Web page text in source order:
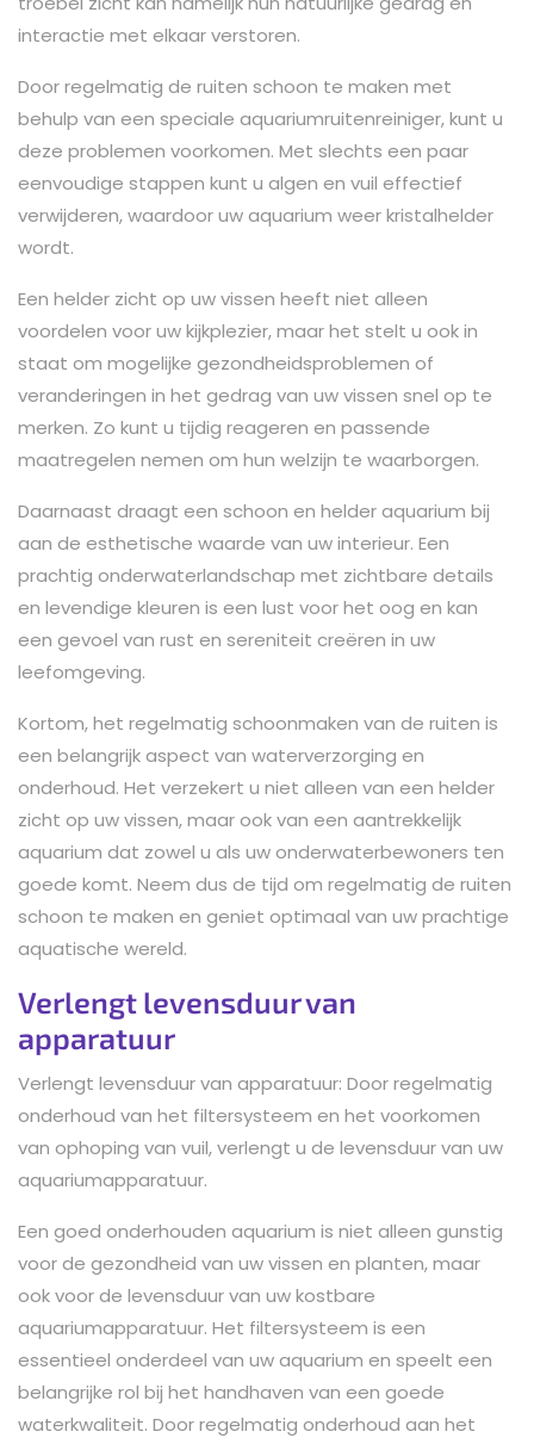
interactie met elkaar verstoren.
Door regelmatig de ruiten schoon te maken met
behulp van een speciale aquariumruitenreiniger, kunt u
deze problemen voorkomen. Met slechts een paar
eenvoudige stappen kunt u algen en vuil effectief
verwijderen, waardoor uw aquarium weer kristalhelder
wordt.
Een helder zicht op uw vissen heeft niet alleen
voordelen voor uw kijkplezier, maar het stelt u ook in
staat om mogelijke gezondheidsproblemen of
veranderingen in het gedrag van uw vissen snel op te
merken. Zo kunt u tijdig reageren en passende
maatregelen nemen om hun welzijn te waarborgen.
Daarnaast draagt een schoon en helder aquarium bij
aan de esthetische waarde van uw interieur. Een
prachtig onderwaterlandschap met zichtbare details
en levendige kleuren is een lust voor het oog en kan
een gevoel van rust en sereniteit creëren in uw
leefomgeving.
Kortom, het regelmatig schoonmaken van de ruiten is
een belangrijk aspect van waterverzorging en
onderhoud. Het verzekert u niet alleen van een helder
zicht op uw vissen, maar ook van een aantrekkelijk
aquarium dat zowel u als uw onderwaterbewoners ten
goede komt. Neem dus de tijd om regelmatig de ruiten
schoon te maken en geniet optimaal van uw prachtige
aquatische wereld.
Verlengt levensduur van
apparatuur
Verlengt levensduur van apparatuur: Door regelmatig
onderhoud van het filtersysteem en het voorkomen
van ophoping van vuil, verlengt u de levensduur van uw
aquariumapparatuur.
Een goed onderhouden aquarium is niet alleen gunstig
voor de gezondheid van uw vissen en planten, maar
ook voor de levensduur van uw kostbare
aquariumapparatuur. Het filtersysteem is een
essentieel onderdeel van uw aquarium en speelt een
belangrijke rol bij het handhaven van een goede
waterkwaliteit. Door regelmatig onderhoud aan het